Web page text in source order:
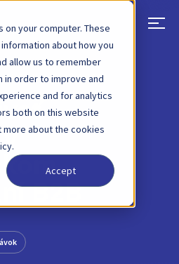
your computer. These
about how you
allow us to remember
in order to improve and
and for analytics
both on this website
more about the cookies
Accept
BLOGU 1. JÚN 2023
B2B